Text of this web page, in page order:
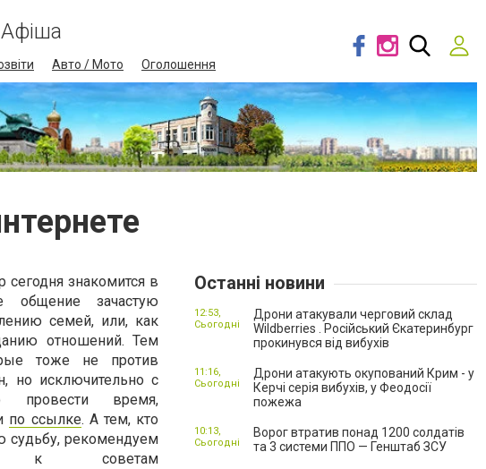
Афіша
Авто / Мото Оголошення
сегодня знакомится в
общение зачастую
семей, или, как
отношений. Тем
тоже не против
но исключительно с
провести время,
по ссылке. А тем, кто
судьбу, рекомендуем
к советам
Останні новини
Дрони атакували черговий склад
Wildberries . Російський Єкатеринбург
прокинувся від вибухів
12:53,
Сьогодні
Дрони атакують окупований Крим - у
Керчі серія вибухів, у Феодосії
пожежа
11:16,
Сьогодні
Ворог втратив понад 1200 солдатів
та 3 системи ППО — Генштаб ЗСУ
10:13,
Сьогодні